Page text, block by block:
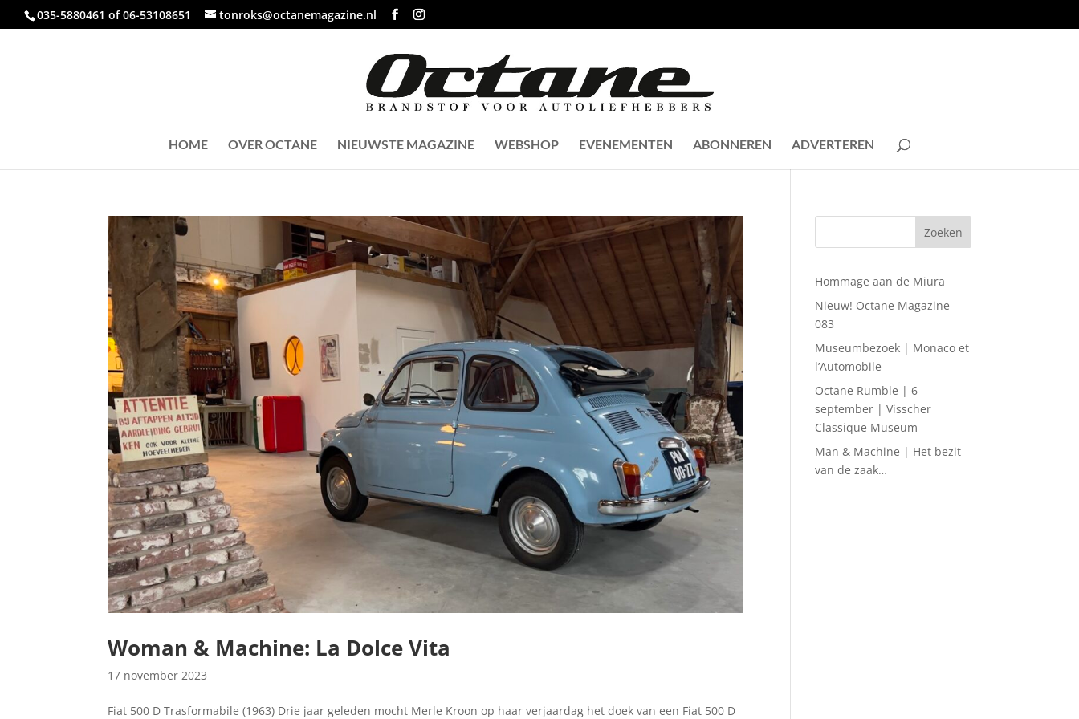
035-5880461 of 06-53108651 tonroks@octanemagazine.nl
HOME OVER OCTANE NIEUWSTE MAGAZINE WEBSHOP EVENEMENTEN ABONNEREN ADVERTEREN
Woman & Machine: La Dolce Vita
17 november 2023
Fiat 500 D Trasformabile (1963) Drie jaar geleden mocht Merle Kroon op haar verjaardag het doek van een Fiat 500 D
Hommage aan de Miura
Nieuw! Octane Magazine
083
Museumbezoek | Monaco et
l’Automobile
Octane Rumble | 6
september | Visscher
Classique Museum
Man & Machine | Het bezit
van de zaak…